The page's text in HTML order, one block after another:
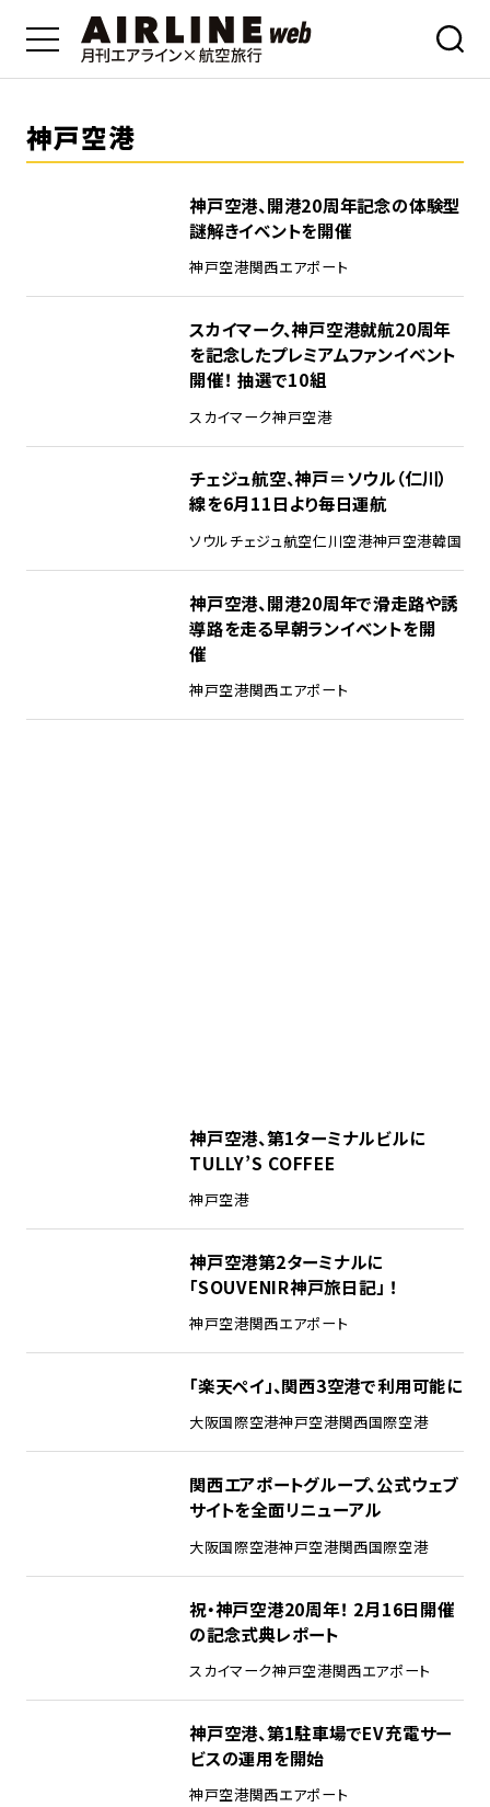
神戸空港
神戸空港、開港20周年記念の体験型
謎解きイベントを開催
神戸空港関西エアポート
スカイマーク、神戸空港就航20周年
を記念したプレミアムファンイベント
開催！ 抽選で10組
スカイマーク神戸空港
チェジュ航空、神戸＝ソウル（仁川）
線を6月11日より毎日運航
ソウルチェジュ航空仁川空港神戸空港韓国
神戸空港、開港20周年で滑走路や誘
導路を走る早朝ランイベントを開
催
神戸空港関西エアポート
神戸空港、第1ターミナルビルに
TULLY’S COFFEE
神戸空港
神戸空港第2ターミナルに
「SOUVENIR神戸旅日記」 ！
神戸空港関西エアポート
「楽天ペイ」、関西3空港で利用可能に
大阪国際空港神戸空港関西国際空港
関西エアポートグループ、公式ウェブ
サイトを全面リニューアル
大阪国際空港神戸空港関西国際空港
祝・神戸空港20周年！ 2月16日開催
の記念式典レポート
スカイマーク神戸空港関西エアポート
神戸空港、第1駐車場でEV充電サー
ビスの運用を開始
神戸空港関西エアポート